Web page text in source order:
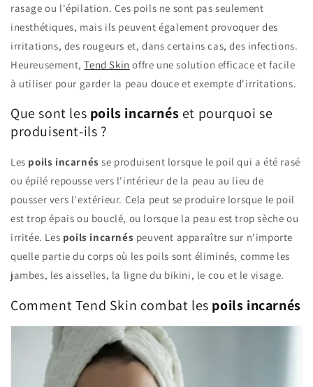
rasage ou l'épilation. Ces poils ne sont pas seulement
inesthétiques, mais ils peuvent également provoquer des
irritations, des rougeurs et, dans certains cas, des infections.
Heureusement,Tend Skin offre une solution efficace et facile
à utiliser pour garder la peau douce et exempte d'irritations.
Que sont les poils incarnés et pourquoi se
produisent-ils ?
Les poils incarnés se produisent lorsque le poil qui a été rasé
ou épilé repousse vers l'intérieur de la peau au lieu de
pousser vers l'extérieur. Cela peut se produire lorsque le poil
est trop épais ou bouclé, ou lorsque la peau est trop sèche ou
irritée. Les poils incarnés peuvent apparaître sur n'importe
quelle partie du corps où les poils sont éliminés, comme les
jambes, les aisselles, la ligne du bikini, le cou et le visage.
Comment Tend Skin combat les poils incarnés